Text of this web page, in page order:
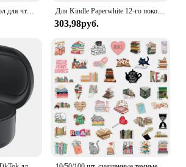
Для Kindle Paperwhite 12-го поколения Case 2024 Signature Edition 7-дюймовый кожаный чехол с ручным ремешком SA568B Auto Sleep Cover
303,98руб.